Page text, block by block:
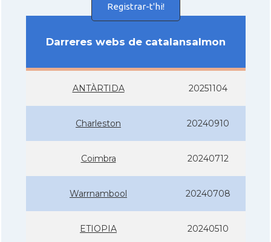
Registrar-t'hi!
Darreres webs de catalansalmon
ANTÀRTIDA 20251104
Charleston 20240910
Coimbra 20240712
Warrnambool 20240708
ETIOPIA 20240510